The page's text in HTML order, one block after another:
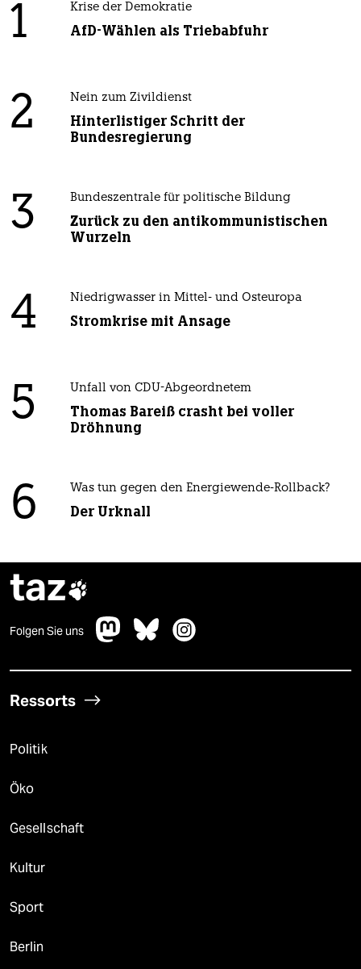
1 Krise der Demokratie
AfD-Wählen als Triebabfuhr
2 Nein zum Zivildienst
Hinterlistiger Schritt der
Bundesregierung
3 Bundeszentrale für politische Bildung
Zurück zu den antikommunistischen
Wurzeln
4 Niedrigwasser in Mittel- und Osteuropa
Stromkrise mit Ansage
5 Unfall von CDU-Abgeordnetem
Thomas Bareiß crasht bei voller
Dröhnung
6 Was tun gegen den Energiewende-Rollback?
Der Urknall
taz
Folgen Sie uns
Ressorts
Politik
Öko
Gesellschaft
Kultur
Sport
Berlin